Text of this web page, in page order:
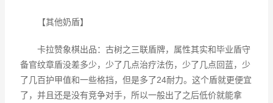
【其他奶盾】
卡拉赞象棋出品：古树之三联盾牌，属性其实和毕业盾守
备官纹章盾没差多少，少了几点治疗法伤，少了几点回蓝，少
了几百护甲值和一些格挡，但是多了24耐力。这个盾就更便宜
了，并且还是没有竞争对手，所以一般出了之后低价就能拿